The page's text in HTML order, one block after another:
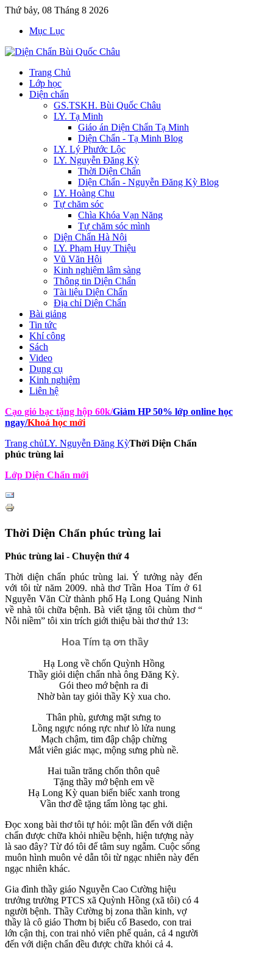
Thứ bảy, 08 Tháng 8 2026
Mục Lục
Trang Chủ
Lớp học
Diện chẩn
GS.TSKH. Bùi Quốc Châu
LY. Tạ Minh
Giáo án Diện Chẩn Tạ Minh
Diện Chẩn - Tạ Minh Blog
LY. Lý Phước Lộc
LY. Nguyễn Đăng Kỳ
Thời Diện Chẩn
Diện Chẩn - Nguyễn Đăng Kỳ Blog
LY. Hoàng Chu
Tự chăm sóc
Chìa Khóa Vạn Năng
Tự chăm sóc mình
Diện Chẩn Hà Nội
LY. Phạm Huy Thiệu
Vũ Văn Hội
Kinh nghiệm lâm sàng
Thông tin Diện Chẩn
Tài liệu Diện Chẩn
Địa chỉ Diện Chẩn
Bài giảng
Tin tức
Khí công
Sách
Video
Dụng cụ
Kinh nghiệm
Liên hệ
Cạo gió bạc tặng hộp 60k/Giảm HP 50% lớp online học
ngay/Khoá học mới
Trang chủLY. Nguyễn Đăng KỳThời Diện Chẩn
phúc trùng lai
Lớp Diện Chẩn mới
Thời Diện Chẩn phúc trùng lai
Phúc trùng lai - Chuyện thứ 4
Thời diện chẩn phúc trùng lai. Ý tưởng này đến
với tôi từ năm 2009. nhà thơ Trần Hoa Tím ở 61
Nguyễn Văn Cừ thành phố Hạ Long Quảng Ninh
về nhà tôi chữa bệnh. Bà viết tặng tôi chùm thơ “
Nỗi niềm” tôi xin trích giới thiệu bài thơ thứ 13:
Hoa Tím tạ ơn thầy
Hạ Long về chốn Quỳnh Hồng
Thầy giỏi diện chẩn nhà ông Đăng Kỳ.
Gói theo mớ bệnh ra đi
Nhờ bàn tay giỏi thầy Kỳ xua cho.
Thân phù, gương mặt sưng to
Lồng ngực nóng rực như lò lửa nung
Mạch chậm, tim đập chập chừng
Mắt viên giác mạc, mộng sưng phù nề.
Hai tuần trăng chốn thôn quê
Tặng thầy mớ bệnh em về
Hạ Long Kỳ quan biển biếc xanh trong
Vần thơ đề tặng tấm lòng tạc ghi.
Đọc xong bài thơ tôi tự hỏi: một lần đến với diện
chẩn được chữa khỏi nhiều bệnh, hiện tượng này
là sao đây? Từ đó tôi để tâm suy ngẫm. Cuộc sống
muôn hình muôn vẻ dẫn tôi từ ngạc nhiên này đến
ngạc nhiên khác.
Gia đình thầy giáo Nguyễn Cao Cường hiệu
trưởng trường PTCS xã Quỳnh Hồng (xã tôi) có 4
người bệnh. Thầy Cường bị zona thần kinh, vợ
thầy là cô giáo Thơm bị biếu cổ Basedo, con trai
lớn cận thị, con trai nhỏ viên phế quản, cả 4 người
đến với diện chẩn đều được chữa khỏi cả 4.